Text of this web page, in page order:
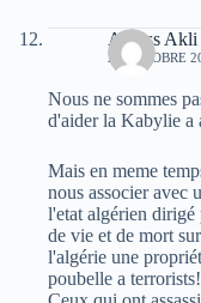
Ariless Akli
29 OCTOBRE
Nous ne sommes
d'aider la Kabylie a
Mais en meme
nous associer avec
l'etat algérien dirigé
de vie et de mort
l'algérie une
poubelle a terrorists!